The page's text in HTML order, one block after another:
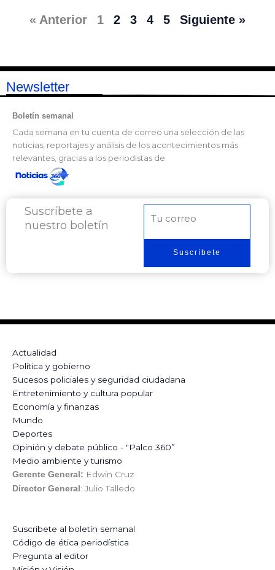
« Anterior 1 2 3 4 5 Siguiente »
Newsletter
Boletín semanal
Cada semana en tu cuenta de correo una selección de las
noticias, reportajes y análisis de los acontecimientos más
relevantes, gracias a los periodistas de
Suscríbete a
nuestro boletín
electrónico
Suscríbete
Actualidad
Política y gobierno
Sucesos policiales y seguridad ciudadana
Entretenimiento y cultura popular
Economía y finanzas
Mundo
Deportes
Opinión y debate público - "Palco 360”
Medio ambiente y turismo
Gerente General: Edwin Cruz
Director General: Julio Talledo
Suscríbete al boletín semanal
Código de ética periodística
Pregunta al editor